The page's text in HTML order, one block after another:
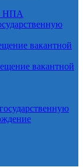
НПА
вакантной
вакантной